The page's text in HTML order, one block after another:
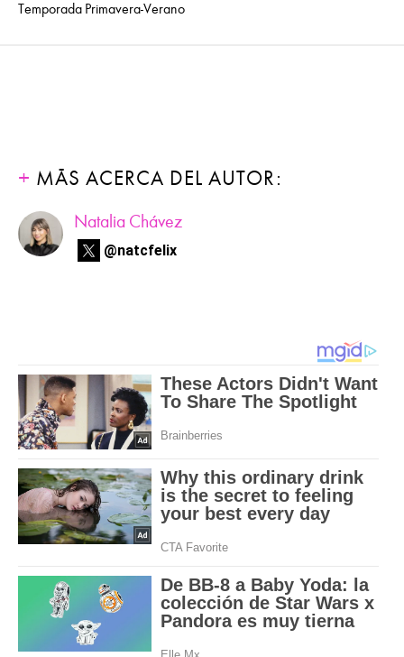
Temporada Primavera-Verano
MÁS ACERCA DEL AUTOR:
Natalia Chávez
@natcfelix